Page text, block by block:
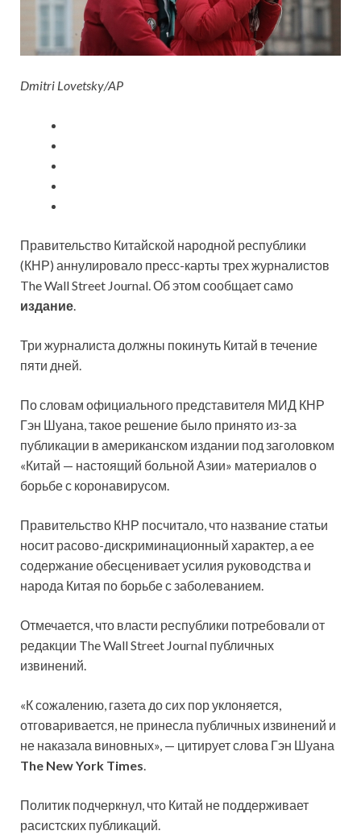
Dmitri Lovetsky/AP
Правительство Китайской народной республики
(КНР) аннулировало пресс-карты трех журналистов
The Wall Street Journal. Об этом сообщает само
издание
Три журналиста должны покинуть Китай в течение
пяти дней.
По словам официального представителя МИД КНР
Гэн Шуана, такое решение было принято из-за
публикации в американском издании под заголовком
«Китай — настоящий больной Азии» материалов о
борьбе с коронавирусом.
Правительство КНР посчитало, что название статьи
носит расово-дискриминационный характер, а ее
содержание обесценивает усилия руководства и
народа Китая по борьбе с заболеванием.
Отмечается, что власти республики потребовали от
редакции The Wall Street Journal публичных
извинений.
«К сожалению, газета до сих пор уклоняется,
отговаривается, не принесла публичных извинений и
не наказала виновных», — цитирует слова Гэн Шуана
The New York Times
Политик подчеркнул, что Китай не поддерживает
расистских публикаций.